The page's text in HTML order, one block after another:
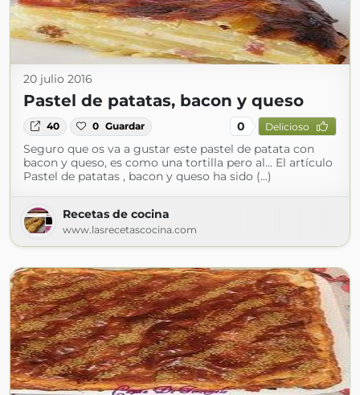
20 julio 2016
Pastel de patatas, bacon y queso
40 0 Guardar 0 Delicioso
Seguro que os va a gustar este pastel de patata con
bacon y queso, es como una tortilla pero al... El artículo
Pastel de patatas , bacon y queso ha sido (...)
Recetas de cocina
www.lasrecetascocina.com